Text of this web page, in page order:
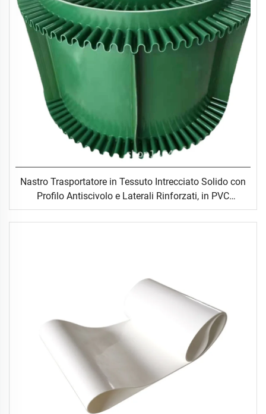
Nastro Trasportatore in Tessuto Intrecciato Solido con
Profilo Antiscivolo e Laterali Rinforzati, in PVC
Resistente agli Urti, per Tapis Roulant per Corsa e
Camminata